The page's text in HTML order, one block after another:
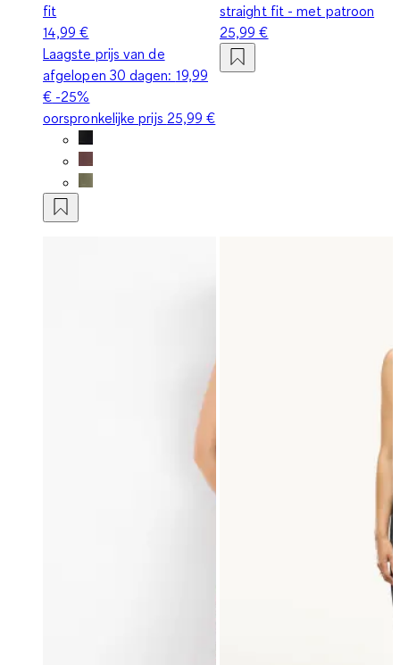
fit
14,99 €
Laagste prijs van de
afgelopen 30 dagen: 19,99
€ -25%
oorspronkelijke prijs 25,99 €
straight fit - met patroon
25,99 €